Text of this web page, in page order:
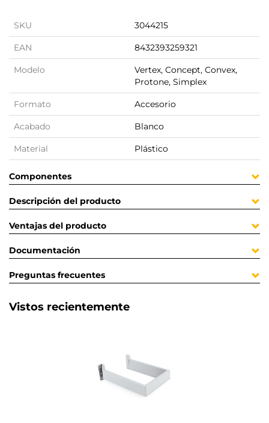
SKU 3044215
EAN 8432393259321
Modelo
Vertex, Concept, Convex,
Protone, Simplex
Formato Accesorio
Acabado Blanco
Material Plástico
Componentes
Descripción del producto
Ventajas del producto
Documentación
Preguntas frecuentes
Vistos recientemente